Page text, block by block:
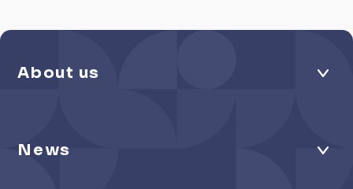
About us
News